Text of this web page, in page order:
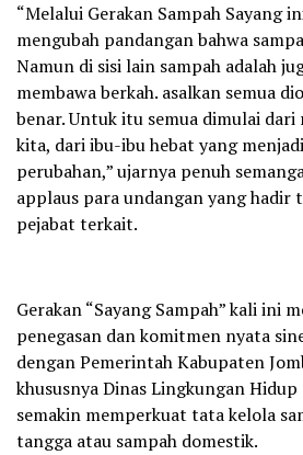
“Melalui Gerakan Sampah Sayang
mengubah pandangan bahwa
Namun di sisi lain sampah adalah
membawa berkah. asalkan semua
benar. Untuk itu semua dimulai
kita, dari ibu-ibu hebat yang
perubahan,” ujarnya penuh
applaus para undangan yang hadir
pejabat terkait.
Gerakan “Sayang Sampah” kali ini
penegasan dan komitmen nyata
dengan Pemerintah Kabupaten
khususnya Dinas Lingkungan Hidup
semakin memperkuat tata kelola
tangga atau sampah domestik.